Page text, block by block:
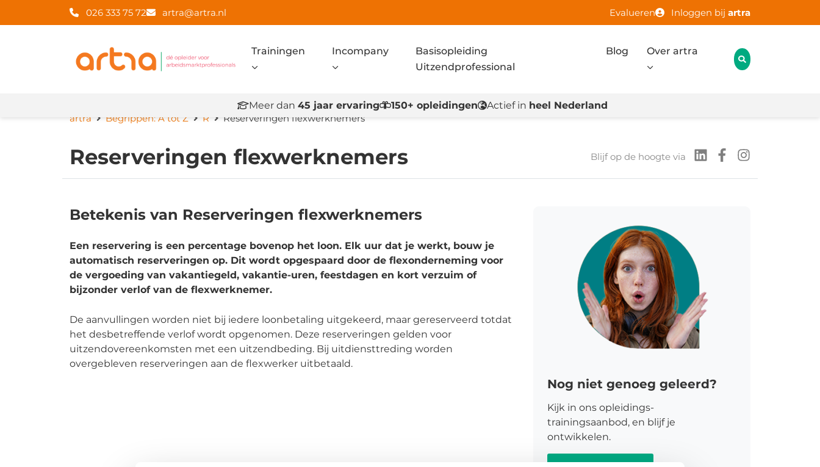
026 333 75 72 artra@artra.nl Evalueren Inloggen bij artra
Trainingen Incompany
Basisopleiding
Uitzendprofessional
Blog Over artra
Meer dan 45 jaar ervaring 150+ opleidingen Actief in heel Nederland
artra
Begrippen: A tot Z R Reserveringen flexwerknemers
Reserveringen flexwerknemers Blijf op de hoogte via
Betekenis van Reserveringen flexwerknemers
Een reservering is een percentage bovenop het loon. Elk uur dat je werkt, bouw je
automatisch reserveringen op. Dit wordt opgespaard door de flexonderneming voor
de vergoeding van vakantiegeld, vakantie-uren, feestdagen en kort verzuim of
bijzonder verlof van de flexwerknemer.
De aanvullingen worden niet bij iedere loonbetaling uitgekeerd, maar gereserveerd totdat
het desbetreffende verlof wordt opgenomen. Deze reserveringen gelden voor
uitzendovereenkomsten met een uitzendbeding. Bij uitdiensttreding worden
overgebleven reserveringen aan de flexwerker uitbetaald.
Nog niet genoeg geleerd?
Kijk in ons opleidings-
trainingsaanbod, en blijf je
ontwikkelen.